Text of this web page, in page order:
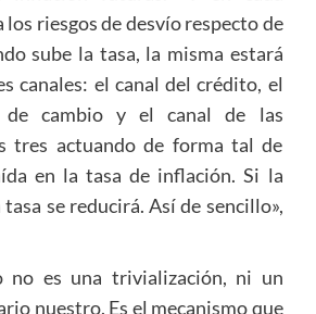
riesgos de desvío respecto de
sube la tasa, la misma estará
canales: el canal del crédito, el
cambio y el canal de las
tres actuando de forma tal de
en la tasa de inflación. Si la
se reducirá. Así de sencillo»,
no es una trivialización, ni un
nuestro. Es el mecanismo que